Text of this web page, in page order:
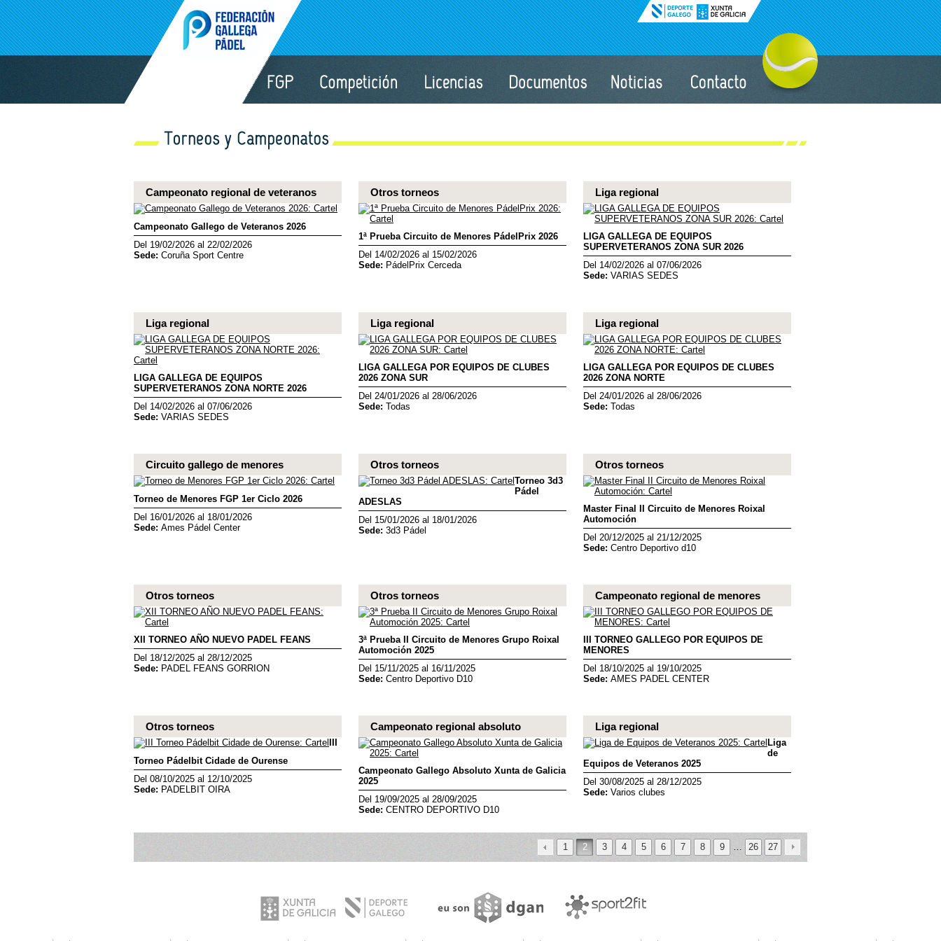
Campeonato regional de veteranos
Campeonato Gallego de Veteranos 2026
Del 19/02/2026 al 22/02/2026
Sede: Coruña Sport Centre
Otros torneos
1ª Prueba Circuito de Menores PádelPrix 2026
Del 14/02/2026 al 15/02/2026
Sede: PádelPrix Cerceda
Liga regional
LIGA GALLEGA DE EQUIPOS
SUPERVETERANOS ZONA SUR 2026
Del 14/02/2026 al 07/06/2026
Sede: VARIAS SEDES
Liga regional
LIGA GALLEGA DE EQUIPOS
SUPERVETERANOS ZONA NORTE 2026
Del 14/02/2026 al 07/06/2026
Sede: VARIAS SEDES
Liga regional
LIGA GALLEGA POR EQUIPOS DE CLUBES
2026 ZONA SUR
Del 24/01/2026 al 28/06/2026
Sede: Todas
Liga regional
LIGA GALLEGA POR EQUIPOS DE CLUBES
2026 ZONA NORTE
Del 24/01/2026 al 28/06/2026
Sede: Todas
Circuito gallego de menores
Torneo de Menores FGP 1er Ciclo 2026
Del 16/01/2026 al 18/01/2026
Sede: Ames Pádel Center
Otros torneos
Torneo 3d3
Pádel
ADESLAS
Del 15/01/2026 al 18/01/2026
Sede: 3d3 Pádel
Otros torneos
Master Final II Circuito de Menores Roixal
Automoción
Del 20/12/2025 al 21/12/2025
Sede: Centro Deportivo d10
Otros torneos
XII TORNEO AÑO NUEVO PADEL FEANS
Del 18/12/2025 al 28/12/2025
Sede: PADEL FEANS GORRION
Otros torneos
3ª Prueba II Circuito de Menores Grupo Roixal
Automoción 2025
Del 15/11/2025 al 16/11/2025
Sede: Centro Deportivo D10
Campeonato regional de menores
III TORNEO GALLEGO POR EQUIPOS DE
MENORES
Del 18/10/2025 al 19/10/2025
Sede: AMES PADEL CENTER
Otros torneos
Torneo Pádelbit Cidade de Ourense
Del 08/10/2025 al 12/10/2025
Sede: PADELBIT OIRA
Campeonato regional absoluto
Campeonato Gallego Absoluto Xunta de Galicia
2025
Del 19/09/2025 al 28/09/2025
Sede: CENTRO DEPORTIVO D10
Liga regional
Liga
de
Equipos de Veteranos 2025
Del 30/08/2025 al 28/12/2025
Sede: Varios clubes
1 2 3 4 5 6 7 8 9 … 26 27